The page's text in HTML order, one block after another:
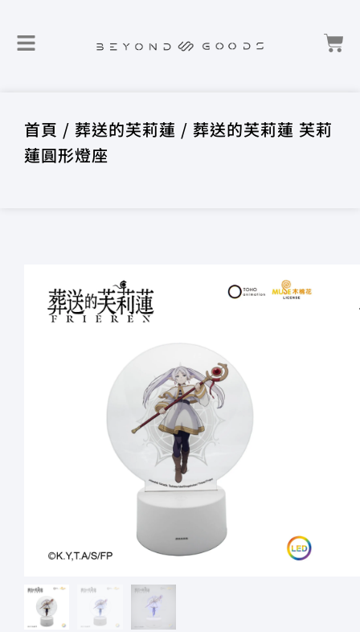
首頁 / 葬送的芙莉蓮 / 葬送的芙莉蓮 芙莉
蓮圓形燈座